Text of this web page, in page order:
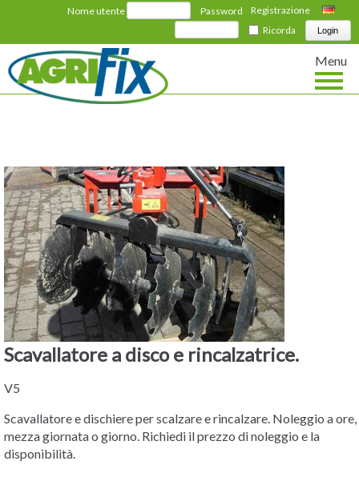
Deutsch
Registrazione
Nome utente
Password
Ricorda
Menu
Scavallatore a disco e rincalzatrice.
V5
Scavallatore e dischiere per scalzare e rincalzare. Noleggio a ore,
mezza giornata o giorno. Richiedi il prezzo di noleggio e la
disponibilità.